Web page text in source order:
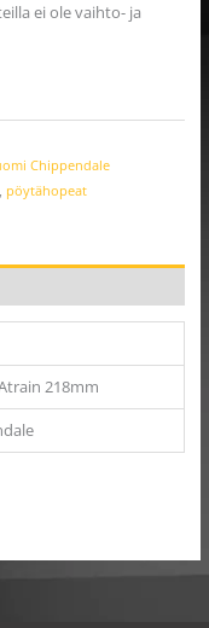
ei ole vaihto- ja
Chippendale
pöytähopeat
218mm